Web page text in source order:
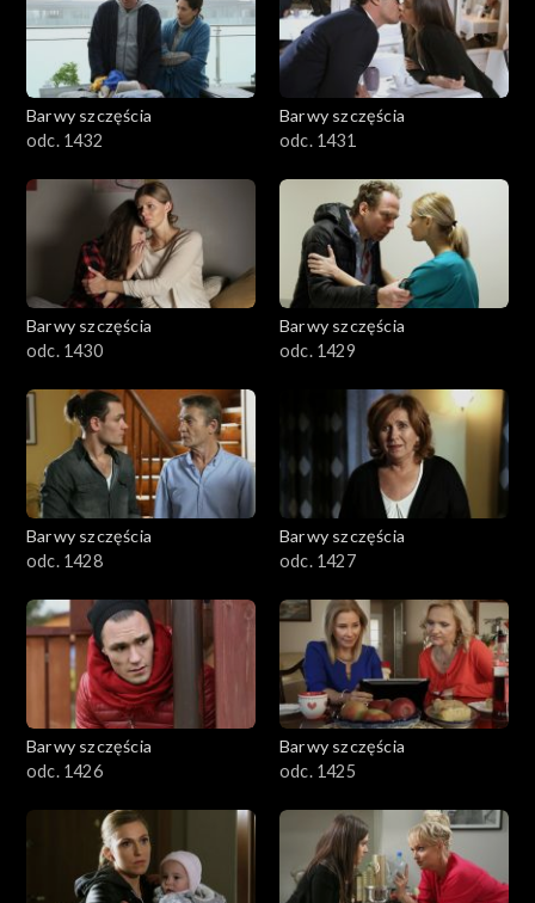
Barwy szczęścia
odc. 1432
Barwy szczęścia
odc. 1431
Barwy szczęścia
odc. 1430
Barwy szczęścia
odc. 1429
Barwy szczęścia
odc. 1428
Barwy szczęścia
odc. 1427
Barwy szczęścia
odc. 1426
Barwy szczęścia
odc. 1425